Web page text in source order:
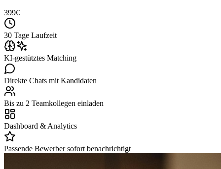
399€
30 Tage Laufzeit
KI-gestütztes Matching
Direkte Chats mit Kandidaten
Bis zu 2 Teamkollegen einladen
Dashboard & Analytics
Passende Bewerber sofort benachrichtigt